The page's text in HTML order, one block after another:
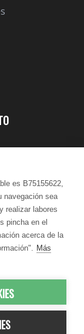
- Todos los
es B75155622,
navegación sea
realizar labores
pincha en el
acerca de la
Más